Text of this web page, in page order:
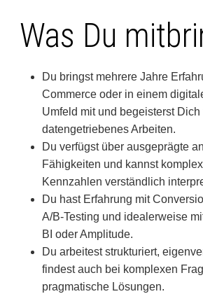
Was Du
Du bringst mehrere Jahre
Commerce oder in einem
Umfeld mit und begeisterst Dich
datengetriebenes Arbeiten.
Du verfügst über ausgeprägte
Fähigkeiten und kannst
Kennzahlen verständlich
Du hast Erfahrung mit
A/B-Testing und idealerweise
BI oder Amplitude.
Du arbeitest strukturiert,
findest auch bei komplexen
pragmatische Lösungen.